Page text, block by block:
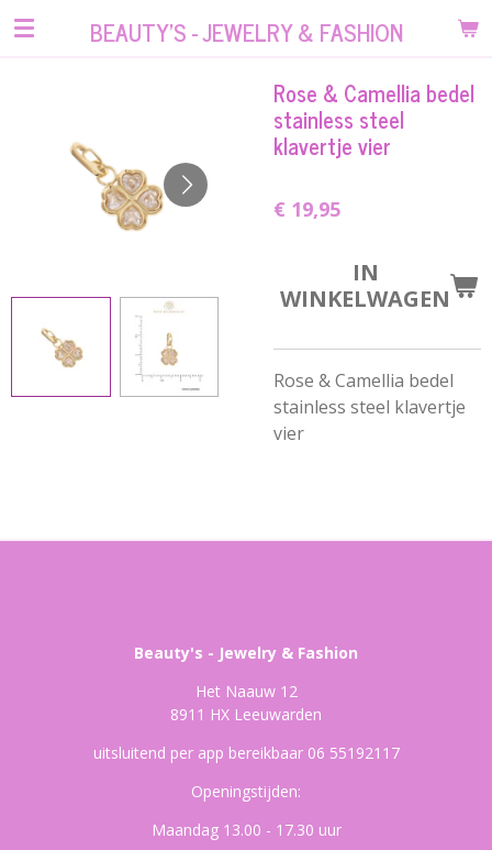
Ga
BEAUTY'S - JEWELRY & FASHION
Rose & Camellia bedel
stainless steel
klavertje vier
€ 19,95
IN
WINKELWAGEN
Rose & Camellia bedel
stainless steel klavertje
vier
Beauty's - Jewelry & Fashion
Het Naauw 12
8911 HX Leeuwarden
uitsluitend per app bereikbaar 06 55192117
Openingstijden:
Maandag 13.00 - 17.30 uur